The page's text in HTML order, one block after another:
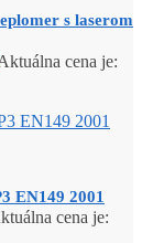
s laserom
cena je:
EN149 2001
cena je: